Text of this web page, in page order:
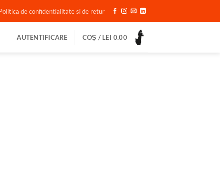
de confidentialitate si de retur
AUTENTIFICARE COȘ / LEI 0.00